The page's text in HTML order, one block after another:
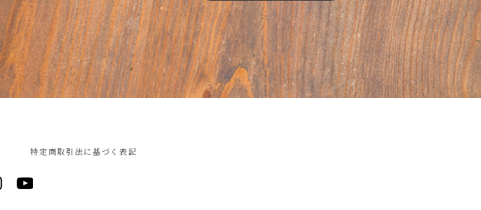
特定商取引法に基づく表記